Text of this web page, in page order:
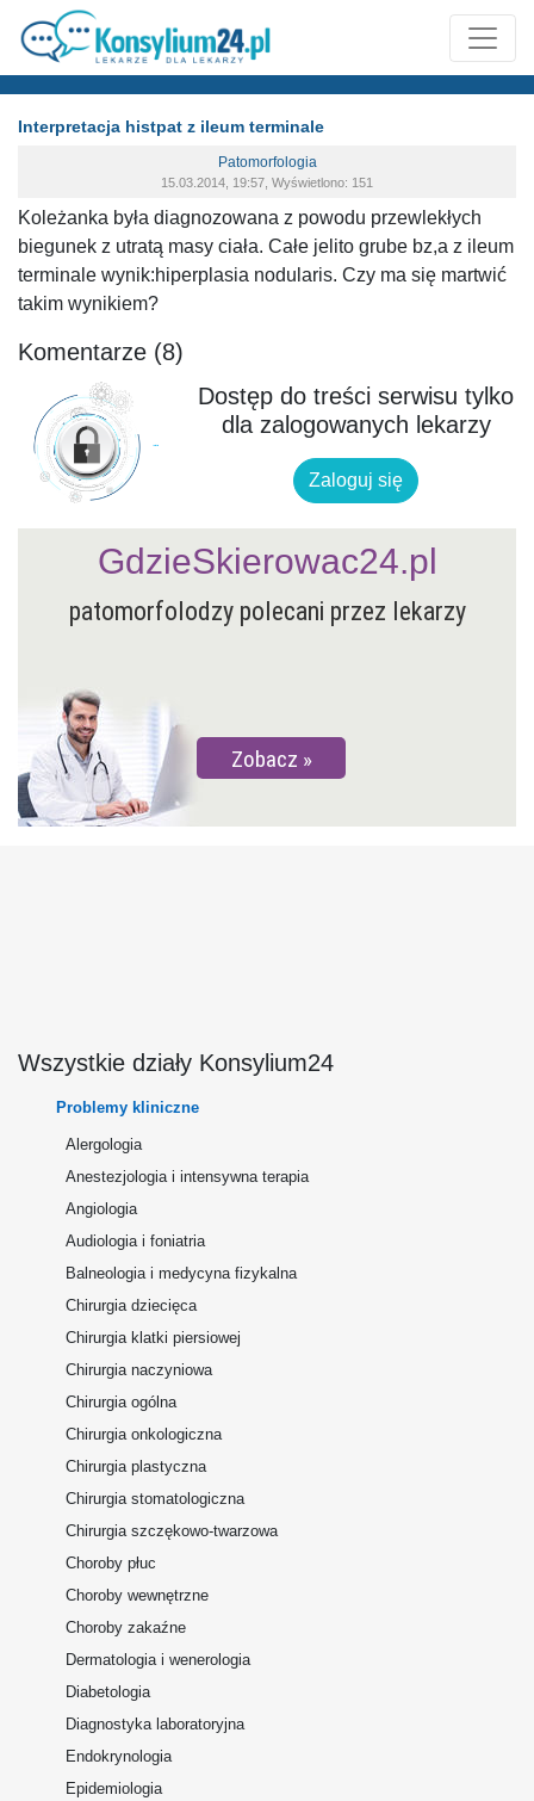
Interpretacja histpat z ileum terminale
Patomorfologia
15.03.2014, 19:57, Wyświetlono: 151
Koleżanka była diagnozowana z powodu przewlekłych
biegunek z utratą masy ciała. Całe jelito grube bz,a z ileum
terminale wynik:hiperplasia nodularis. Czy ma się martwić
takim wynikiem?
Komentarze (8)
Dostęp do treści serwisu tylko
dla zalogowanych lekarzy
Zaloguj się
patomorfolodzy polecani przez lekarzy
Zobacz
GdzieSkierowac24.pl
Wszystkie działy Konsylium24
Problemy kliniczne
Alergologia
Anestezjologia i intensywna terapia
Angiologia
Audiologia i foniatria
Balneologia i medycyna fizykalna
Chirurgia dziecięca
Chirurgia klatki piersiowej
Chirurgia naczyniowa
Chirurgia ogólna
Chirurgia onkologiczna
Chirurgia plastyczna
Chirurgia stomatologiczna
Chirurgia szczękowo-twarzowa
Choroby płuc
Choroby wewnętrzne
Choroby zakaźne
Dermatologia i wenerologia
Diabetologia
Diagnostyka laboratoryjna
Endokrynologia
Epidemiologia